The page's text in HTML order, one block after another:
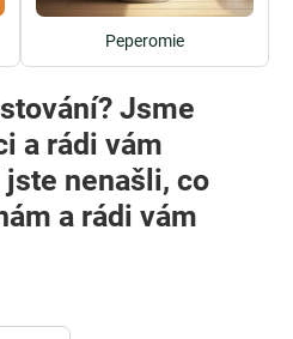
Peperomie
Jsme
a rádi vám
nenašli, co
a rádi vám